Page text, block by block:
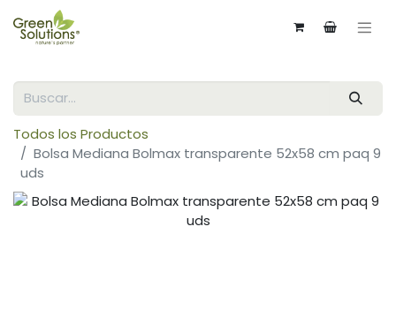
Todos los Productos
Bolsa Mediana Bolmax transparente 52x58 cm paq 9
uds